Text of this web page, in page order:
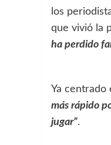
los
que vivió la
ha perdido
Ya centrado
más rápido
jugar”.